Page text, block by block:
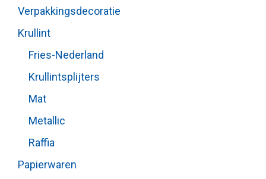
Verpakkingsdecoratie
Krullint
Fries-Nederland
Krullintsplijters
Mat
Metallic
Raffia
Papierwaren